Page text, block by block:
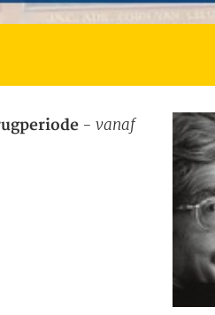
- vanaf